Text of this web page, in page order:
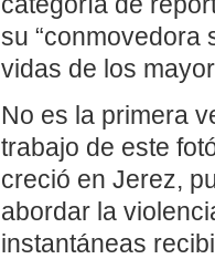
su “conmovedora
vidas de los
No es la primera
trabajo de este
creció en Jerez,
abordar la
instantáneas